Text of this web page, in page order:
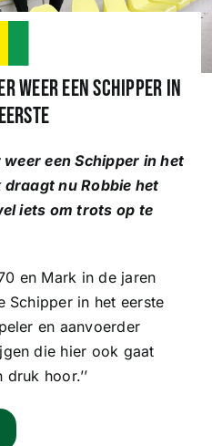
weer een Schipper in
een Schipper in het
draagt nu Robbie het
iets om trots op te
en Mark in de jaren
Schipper in het eerste
en aanvoerder
die hier ook gaat
hoor.’’